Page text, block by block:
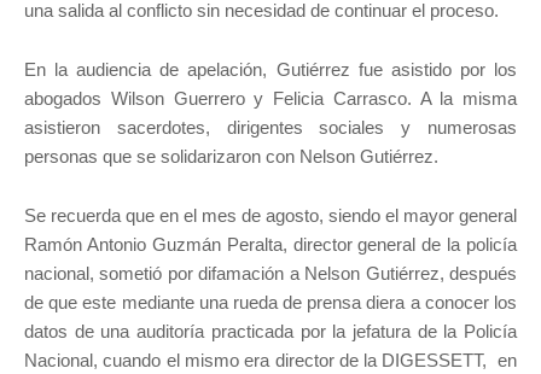
una salida al conflicto sin necesidad de continuar el proceso.
En la audiencia de apelación, Gutiérrez fue asistido por los
abogados Wilson Guerrero y Felicia Carrasco. A la misma
asistieron sacerdotes, dirigentes sociales y numerosas
personas que se solidarizaron con Nelson Gutiérrez.
Se recuerda que en el mes de agosto, siendo el mayor general
Ramón Antonio Guzmán Peralta, director general de la policía
nacional, sometió por difamación a Nelson Gutiérrez, después
de que este mediante una rueda de prensa diera a conocer los
datos de una auditoría practicada por la jefatura de la Policía
Nacional, cuando el mismo era director de la DIGESSETT, en